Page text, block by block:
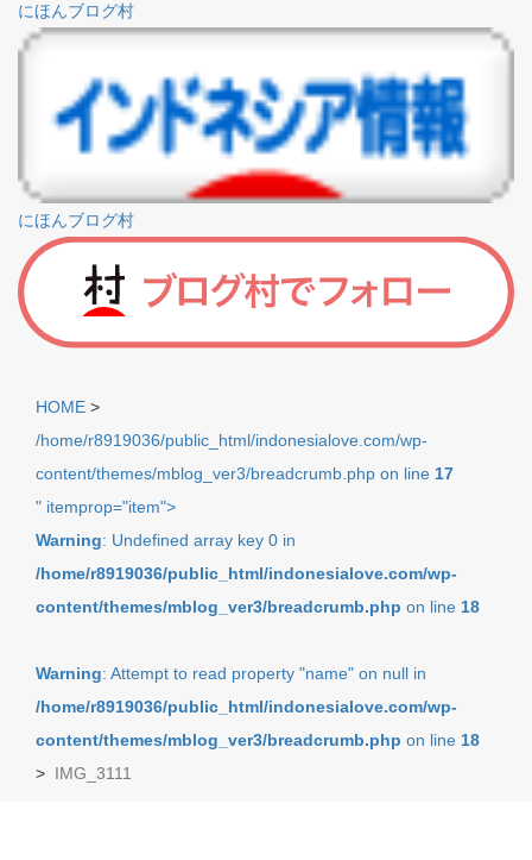
にほんブログ村
にほんブログ村
HOME >
/home/r8919036/public_html/indonesialove.com/wp-
content/themes/mblog_ver3/breadcrumb.php on line 17
" itemprop="item">
Warning: Undefined array key 0 in
/home/r8919036/public_html/indonesialove.com/wp-
content/themes/mblog_ver3/breadcrumb.php on line 18
Warning: Attempt to read property "name" on null in
/home/r8919036/public_html/indonesialove.com/wp-
content/themes/mblog_ver3/breadcrumb.php on line 18
> IMG_3111